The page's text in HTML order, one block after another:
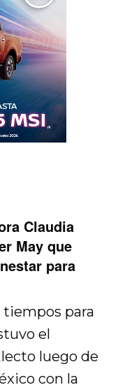
Claudia
May que
para
para
el
luego de
con la